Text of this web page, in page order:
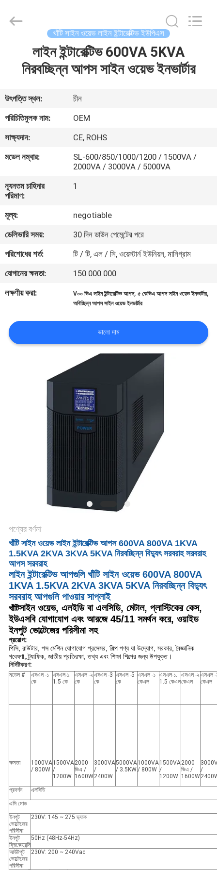
আমাদের
সম্বন্ধে
কারখানা
পরিদর্শন
গুণমান
নিয়ন্ত্রণ
আমাদের
সাথে
যোগাযোগ
খবর
POWER
GROUP.
খাঁটি সাইন ওয়েভ লাইন ইন্টারেক্টিভ ইউপিএস
লাইন ইন্টারেক্টিভ 600VA 5KVA
নিরবচ্ছিন্ন আপস সাইন ওয়েভ ইনভার্টার
উৎপত্তি স্থল:
চীন
পরিচিতিমুলক নাম:
OEM
সাক্ষ্যদান:
CE, ROHS
মডেল নম্বার:
SL-600/850/1000/1200 / 1500VA /
2000VA / 3000VA / 5000VA
ন্যূনতম চাহিদার
পরিমাণ:
1
মূল্য:
negotiable
ডেলিভারি সময়:
30 দিন ডাউন পেমেন্টের পরে
পরিশোধের শর্ত:
টি / টি, এল / সি, ওয়েস্টার্ন ইউনিয়ন, মানিগ্রাম
যোগানের ক্ষমতা:
150.000.000
লক্ষণীয় করা:
V০০ ভিএ লাইন ইন্টারেক্টিভ আপস,৫ কেভিএ আপস সাইন ওয়েভ ইনভার্টার,
অবিচ্ছিন্ন আপস সাইন ওয়েভ ইনভার্টার
ভালো দাম
পণ্যের বর্ণনা
খাঁটি সাইন ওয়েভ লাইন ইন্টারেক্টিভ আপস 600VA 800VA 1KVA
1.5KVA 2KVA 3KVA 5KVA নিরবচ্ছিন্ন বিদ্যুৎ সরবরাহ সরবরাহ
আপস সরবরাহ
লাইন ইন্টারেক্টিভ আপগুলি খাঁটি সাইন ওয়েভ 600VA 800VA
1KVA 1.5KVA 2KVA 3KVA 5KVA নিরবচ্ছিন্ন বিদ্যুৎ
সরবরাহ আপগুলি পাওয়ার সাপ্লাই
খাঁটিসাইন ওয়েভ, এলইডি বা এলসিডি, মেটাল, প্লাস্টিকের কেস,
ইউএসবি যোগাযোগ এবং আরজে 45/11 সমর্থন করে, ওয়াইড
ইনপুট ভোল্টেজের পরিসীমা সহ
প্রয়োগ:
পিসি, রাউটার, পস মেশিন যোগাযোগ প্রসেসর, শিল্প পণ্য যা উদ্যোগ, সরকার, বৈজ্ঞানিক
গবেষণা, ট্র্যাফিক, জাতীয় প্রতিরক্ষা, তথ্য এবং শিক্ষা শিল্পের জন্য উপযুক্ত।
নির্দিষ্টকরণ:
মডেল #
এসএল -১
কে
এসএল-১.
1.5 কে
এসএল -২
কে
এসএল -3
কে
এসএল -5
কে
এসএল -১
কেএল
এসএল-১.
1.5 কেএল
এসএল -২
কেএল
এসএল
কেএল
ক্ষমতা
1000VA
/ 800W
1500VA
/
1200W
2000
ভিএ /
1600W
3000VA
/
2400W
5000VA
/ 3.5KW
1000VA
/ 800W
1500VA
/
1200W
2000
ভিএ /
1600W
/
প্রদর্শন
এলসিডি
এসি মোড
ইনপুট
ভোল্টেজের
পরিসীমা
230V: 145 ~ 275 ভ্যাক
ইনপুট
ফ্রিকোয়েন্সি
50Hz (48Hz-54Hz)
আউটপুট
ভোল্টেজের
পরিসীমা
230V: 200 ~ 240Vac